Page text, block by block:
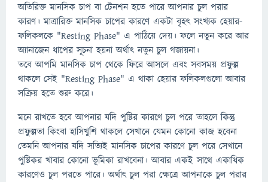
অতিরিক্ত মানসিক চাপ বা টেনশন হতে পারে আপনার চুল পরার
কারণ। মাত্রারিক্ত মানসিক চাপের কারণে একটা বৃহৎ সংখ্যক হেয়ার-
ফলিকলকে "Resting Phase" এ পাঠিয়ে দেয়। ফলে নতুন করে আর
অ্যানাজেন ধাপের সূচনা হয়না অর্থাৎ নতুন চুল গজায়না।
তবে আপমি মানসিক চাপ থেকে ফিরে আসলে এবং সবসময় প্রফুল্ল
থাকলে সেই "Resting Phase" এ থাকা হেয়ার ফলিকলগুলো আবার
সক্রিয় হতে শুরু করে।
মনে রাখতে হবে আপনার যদি পুষ্টির কারণে চুল পরে তাহলে কিন্তু
প্রফুল্লতা কিংবা হাসিখুশি থাকলে সেখানে যেমন কোনো কাজ হবেনা
তেমনি আপনার যদি সত্যিই মানসিক চাপের কারণে চুল পরে সেখানে
পুষ্টিকর খাবার কোনো ভূমিকা রাখবেনা। আবার একই সাথে একাধিক
কারণেও চুল পরতে পারে। অর্থাৎ চুল পরা ক্ষেত্রে আপনাকে চুল পরার